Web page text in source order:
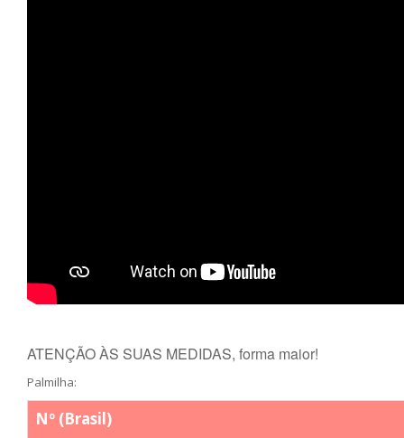
ATENÇÃO ÀS SUAS MEDIDAS, forma maior!
Palmilha:
Nº (Brasil)